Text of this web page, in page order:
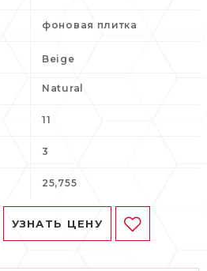
фоновая плитка
Beige
Natural
11
3
25,755
УЗНАТЬ ЦЕНУ